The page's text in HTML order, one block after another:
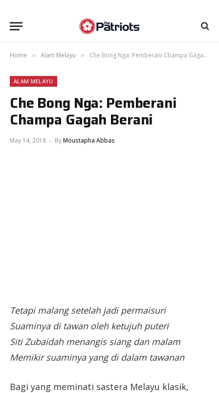
Home » Alam Melayu » Che Bong Nga: Pemberani Champa Gagah Berani
ALAM MELAYU
Che Bong Nga: Pemberani
Champa Gagah Berani
May 14, 2018 ByMoustapha Abbas
Tetapi malang setelah jadi permaisuri
Suaminya di tawan oleh ketujuh puteri
Siti Zubaidah menangis siang dan malam
Memikir suaminya yang di dalam tawanan
Bagi yang meminati sastera Melayu klasik,